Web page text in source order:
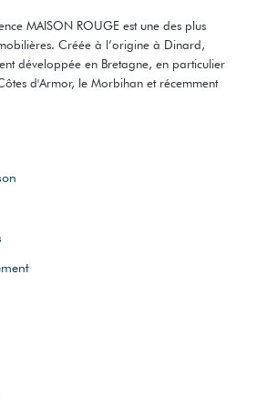
MAISON ROUGE est une des plus
Créée à l’origine à Dinard,
développée en Bretagne, en particulier
d'Armor, le Morbihan et récemment